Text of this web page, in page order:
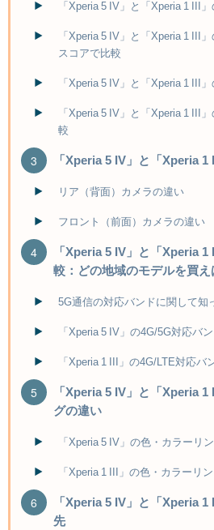
「Xperia 5 IV」と「Xperia 1 III
「Xperia 5 IV」と「Xperia 1 III
スコアで比較
「Xperia 5 IV」と「Xperia 1 III
「Xperia 5 IV」と「Xperia 1 III
較
「Xperia 5 IV」と「Xperia 1
リア（背面）カメラの違い
フロント（前面）カメラの違い
「Xperia 5 IV」と「Xperia 1
較：どの地域のモデルを買え
5G通信の対応バンドに関して知
「Xperia 5 IV」の4G/5G対応バ
「Xperia 1 III」の4G/LTE対応バ
「Xperia 5 IV」と「Xperia
グの違い
「Xperia 5 IV」の色・カラーリ
「Xperia 1 III」の色・カラーリ
「Xperia 5 IV」と「Xperia 1
先